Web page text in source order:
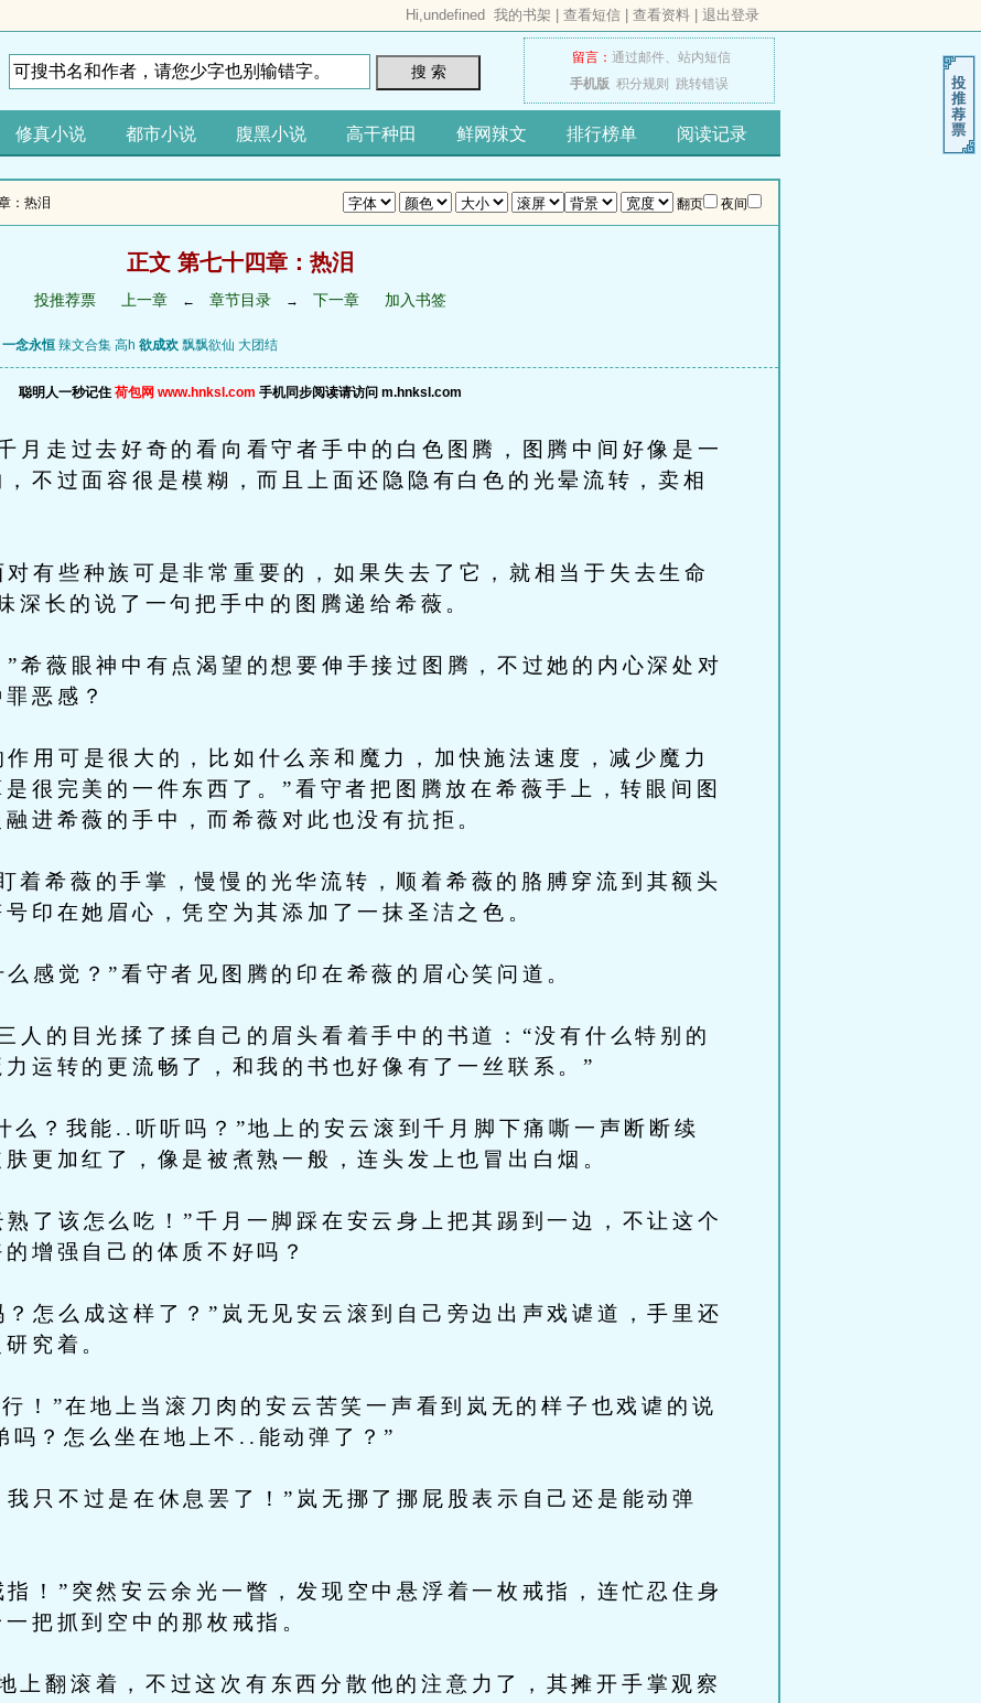
Hi,undefined 我的书架 查看短信 查看资料 退出登录
搜 索
留言： 通过邮件、 站内短信
手机版 积分规则 跳转错误
修真小说 都市小说 腹黑小说 高干种田 鲜网辣文 排行榜单 阅读记录
翻页 夜间
：热泪
正文 第七十四章：热泪
投推荐票 上一章 ← 章节目录 → 下一章 加入书签
一念永恒 辣文合集 高h 欲成欢 飘飘欲仙 大团结
聪明人一秒记住 荷包网 www.hnksl.com 手机同步阅读请访问 m.hnksl.com
走过去好奇的看向看守者手中的白色图腾，图腾中间好像是一
不过面容很是模糊，而且上面还隐隐有白色的光晕流转，卖相
有些种族可是非常重要的，如果失去了它，就相当于失去生命
深长的说了一句把手中的图腾递给希薇。
薇眼神中有点渴望的想要伸手接过图腾，不过她的内心深处对
恶感？
用可是很大的，比如什么亲和魔力，加快施法速度，减少魔力
很完美的一件东西了。”看守者把图腾放在希薇手上，转眼间图
进希薇的手中，而希薇对此也没有抗拒。
希薇的手掌，慢慢的光华流转，顺着希薇的胳膊穿流到其额头
印在她眉心，凭空为其添加了一抹圣洁之色。
感觉？”看守者见图腾的印在希薇的眉心笑问道。
的目光揉了揉自己的眉头看着手中的书道：“没有什么特别的
运转的更流畅了，和我的书也好像有了一丝联系。”
？我能..听听吗？”地上的安云滚到千月脚下痛嘶一声断断续
更加红了，像是被煮熟一般，连头发上也冒出白烟。
了该怎么吃！”千月一脚踩在安云身上把其踢到一边，不让这个
增强自己的体质不好吗？
怎么成这样了？”岚无见安云滚到自己旁边出声戏谑道，手里还
究着。
”在地上当滚刀肉的安云苦笑一声看到岚无的样子也戏谑的说
吗？怎么坐在地上不..能动弹了？”
只不过是在休息罢了！”岚无挪了挪屁股表示自己还是能动弹
！”突然安云余光一瞥，发现空中悬浮着一枚戒指，连忙忍住身
把抓到空中的那枚戒指。
翻滚着，不过这次有东西分散他的注意力了，其摊开手掌观察